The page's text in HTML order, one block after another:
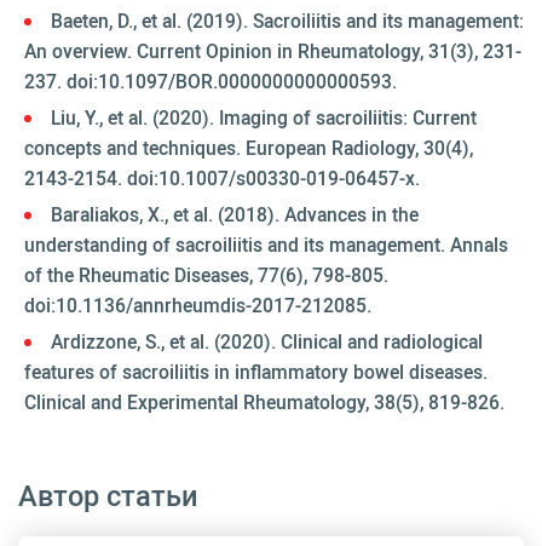
Baeten, D., et al. (2019). Sacroiliitis and its management:
An overview. Current Opinion in Rheumatology, 31(3), 231-
237. doi:10.1097/BOR.0000000000000593.
Liu, Y., et al. (2020). Imaging of sacroiliitis: Current
concepts and techniques. European Radiology, 30(4),
2143-2154. doi:10.1007/s00330-019-06457-x.
Baraliakos, X., et al. (2018). Advances in the
understanding of sacroiliitis and its management. Annals
of the Rheumatic Diseases, 77(6), 798-805.
doi:10.1136/annrheumdis-2017-212085.
Ardizzone, S., et al. (2020). Clinical and radiological
features of sacroiliitis in inflammatory bowel diseases.
Clinical and Experimental Rheumatology, 38(5), 819-826.
Автор статьи